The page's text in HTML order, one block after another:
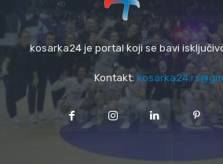
kosarka24 je portal koji se bavi
Kontakt: